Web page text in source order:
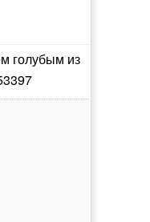
голубым из